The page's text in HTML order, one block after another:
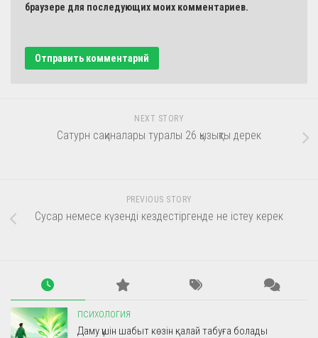
браузере для последующих моих комментариев.
NEXT STORY
Сатурн сақиналары туралы 26 қызықты дерек
PREVIOUS STORY
Сусар немесе күзенді кездестіргенде не істеу керек
ПСИХОЛОГИЯ
Даму үшін шабыт көзін қалай табуға болады